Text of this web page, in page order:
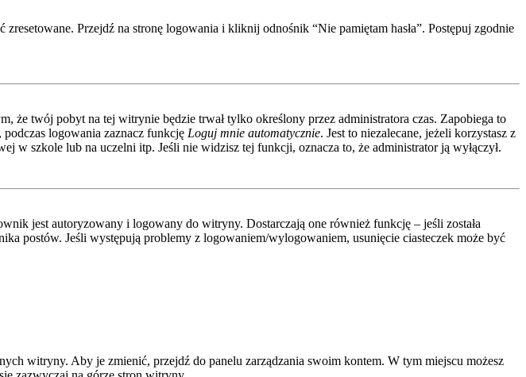
Przejdź na stronę logowania i kliknij odnośnik “Nie pamiętam hasła”. Postępuj zgodnie
że twój pobyt na tej witrynie będzie trwał tylko określony przez administratora czas. Zapobiega to
logowania zaznacz funkcję Loguj mnie automatycznie. Jest to niezalecane, jeżeli korzystasz z
szkole lub na uczelni itp. Jeśli nie widzisz tej funkcji, oznacza to, że administrator ją wyłączył.
jest autoryzowany i logowany do witryny. Dostarczają one również funkcję – jeśli została
postów. Jeśli występują problemy z logowaniem/wylogowaniem, usunięcie ciasteczek może być
witryny. Aby je zmienić, przejdź do panelu zarządzania swoim kontem. W tym miejscu możesz